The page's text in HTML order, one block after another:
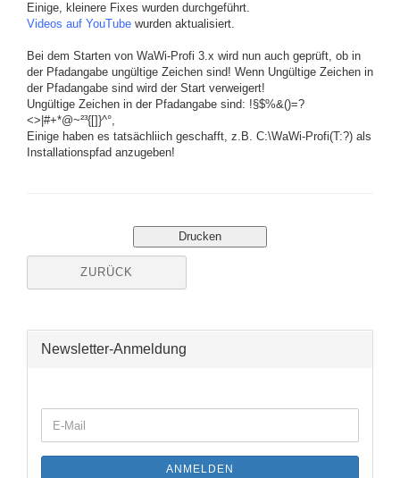
Einige, kleinere Fixes wurden durchgeführt.
Videos auf YouTube wurden aktualisiert.
Bei dem Starten von WaWi-Profi 3.x wird nun auch geprüft, ob in
der Pfadangabe ungültige Zeichen sind! Wenn Ungültige Zeichen in
der Pfadangabe sind wird der Start verweigert!
Ungültige Zeichen in der Pfadangabe sind: !§$%&()=?
<>|#+*@~²³{[]}^°,
Einige haben es tatsächliich geschafft, z.B. C:\WaWi-Profi(T:?) als
Installationspfad anzugeben!
ZURÜCK
Newsletter-Anmeldung
ZUR
E-
Mail
ANMELDEN